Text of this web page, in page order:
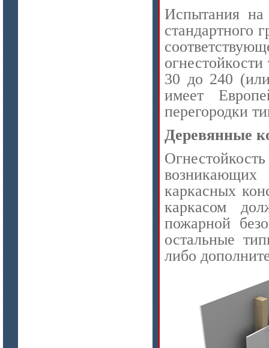
Испытания на
стандартного
30 до 240
имеет
перегородки
Деревянные
каркасных
каркасом
пожарной
остальные
либо